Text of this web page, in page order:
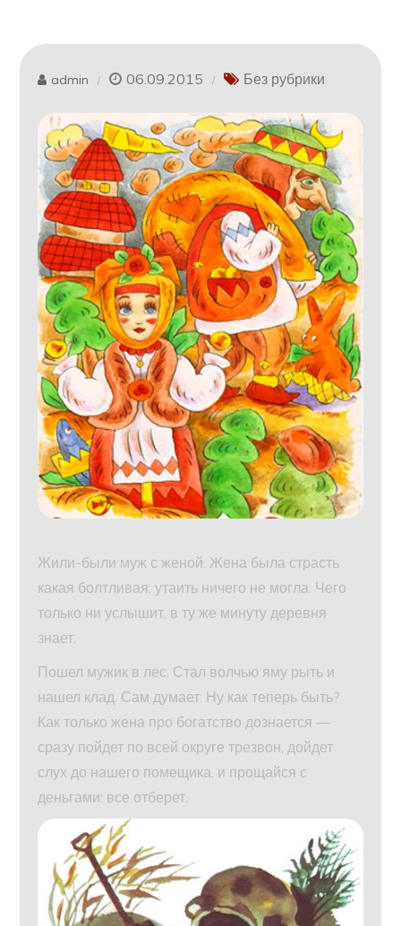
admin 06.09.2015 Без рубрики
Жили-были муж с женой. Жена была страсть
какая болтливая: утаить ничего не могла. Чего
только ни услышит, в ту же минуту деревня
знает.
Пошел мужик в лес. Стал волчью яму рыть и
нашел клад. Сам думает: Ну как теперь быть?
Как только жена про богатство дознается —
сразу пойдет по всей округе трезвон, дойдет
слух до нашего помещика, и прощайся с
деньгами: все отберет.